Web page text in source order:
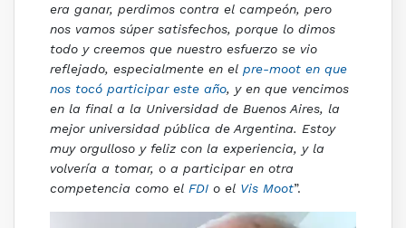
era ganar, perdimos contra el campeón, pero
nos vamos súper satisfechos, porque lo dimos
todo y creemos que nuestro esfuerzo se vio
reflejado, especialmente en el pre-moot en que
nos tocó participar este año, y en que vencimos
en la final a la Universidad de Buenos Aires, la
mejor universidad pública de Argentina. Estoy
muy orgulloso y feliz con la experiencia, y la
volvería a tomar, o a participar en otra
competencia como el FDIo el Vis Moot”.